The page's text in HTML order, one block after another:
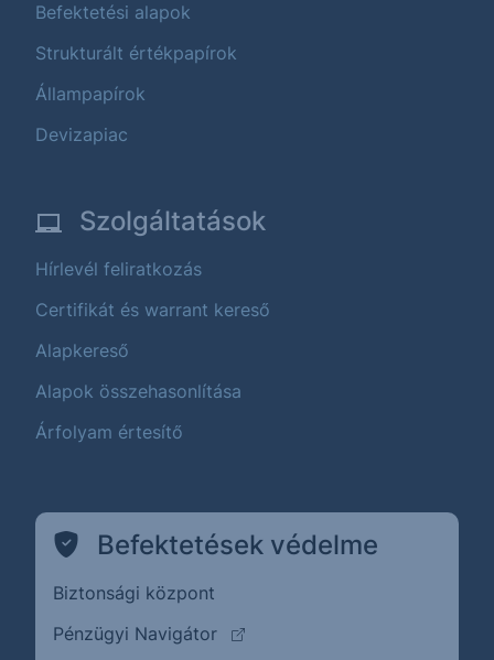
Befektetési alapok
Strukturált értékpapírok
Állampapírok
Devizapiac
Szolgáltatások
Hírlevél feliratkozás
Certifikát és warrant kereső
Alapkereső
Alapok összehasonlítása
Árfolyam értesítő
Befektetések védelme
Biztonsági központ
Pénzügyi Navigátor
(külső oldalra ugrik)